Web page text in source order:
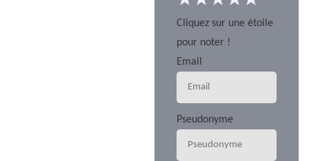
Cliquez sur une étoile
pour noter !
Email
Pseudonyme